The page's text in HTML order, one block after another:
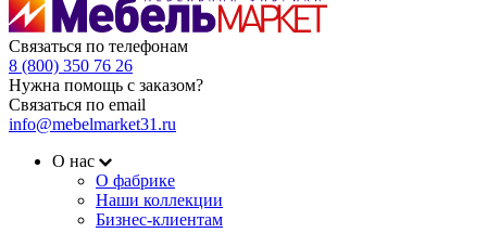
Связаться по телефонам
8 (800) 350 76 26
Нужна помощь с заказом?
Связаться по email
info@mebelmarket31.ru
О нас
О фабрике
Наши коллекции
Бизнес-клиентам